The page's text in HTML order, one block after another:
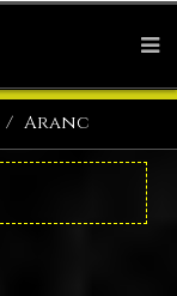
Aranc